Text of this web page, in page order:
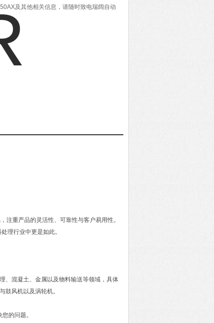
及其他相关信息，请随时致电瑞阔自动
注重产品的灵活性、可靠性与客户易用性。
理行业中更是如此。
、混凝土、金属以及物料输送等领域，具体
鼓风机以及涡轮机。
的问题。